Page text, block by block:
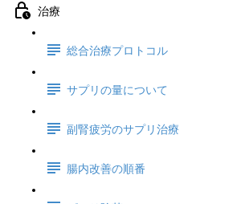
治療
総合治療プロトコル
サプリの量について
副腎疲労のサプリ治療
腸内改善の順番